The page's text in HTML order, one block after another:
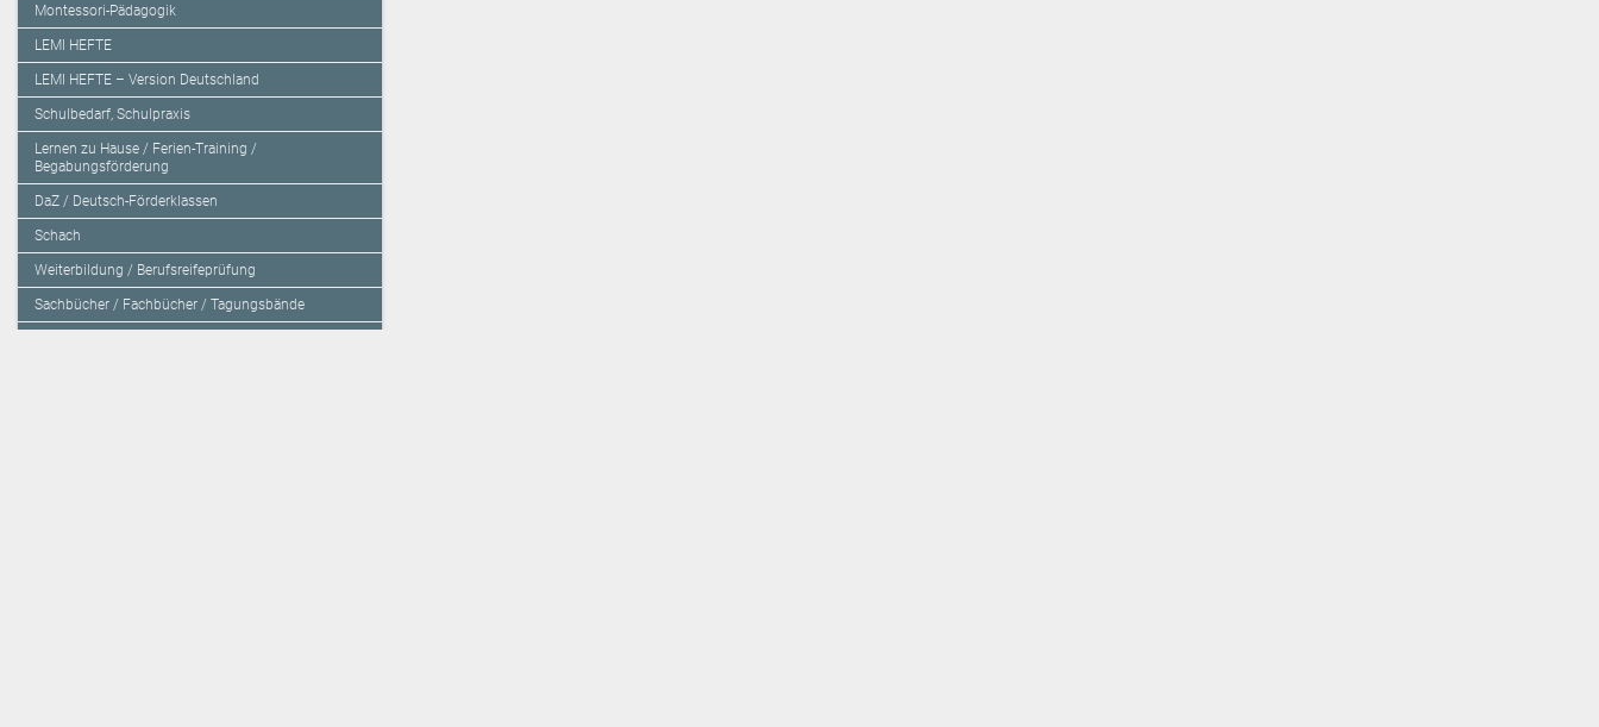
Montessori-Pädagogik
LEMI HEFTE
LEMI HEFTE – Version Deutschland
Schulbedarf, Schulpraxis
Lernen zu Hause / Ferien-Training /
Begabungsförderung
DaZ / Deutsch-Förderklassen
Schach
Weiterbildung / Berufsreifeprüfung
Sachbücher / Fachbücher / Tagungsbände